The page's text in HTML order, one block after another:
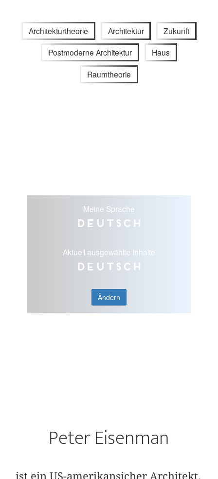
Architekturtheorie Architektur Zukunft
Postmoderne Architektur Haus
Raumtheorie
Meine Sprache
Deutsch
Aktuell ausgewählte Inhalte
Deutsch
Ändern
Peter Eisenman
ist ein US-amerikansicher Architekt.